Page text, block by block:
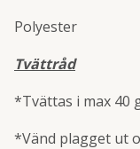
Polyester
Tvättråd
*Tvättas i max 40
*Vänd plagget ut